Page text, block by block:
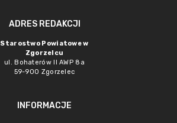
ADRES REDAKCJI
Starostwo Powiatowe w
Zgorzelcu
ul. Bohaterów II AWP 8a
59-900 Zgorzelec
INFORMACJE